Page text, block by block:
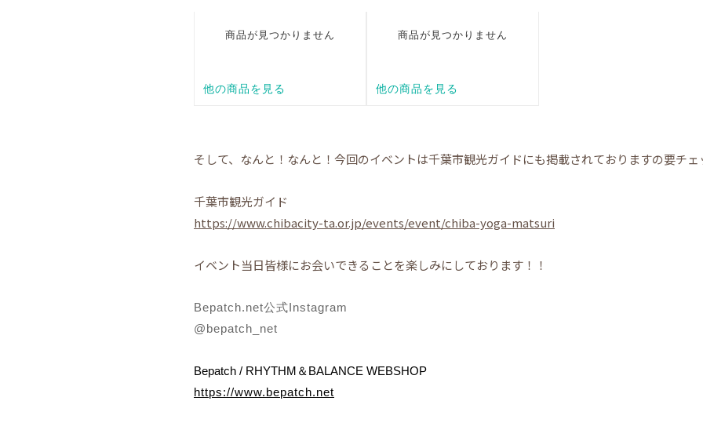
そして、なんと！なんと！今回のイベントは千葉市観光ガイドにも掲載されておりますの要チ
千葉市観光ガイド
https://www.chibacity-ta.or.jp/events/event/chiba-yoga-matsuri
イベント当日皆様にお会いできることを楽しみにしております！！
Bepatch.net公式Instagram
@bepatch_net
Bepatch / RHYTHM＆BALANCE WEBSHOP
https://www.bepatch.net